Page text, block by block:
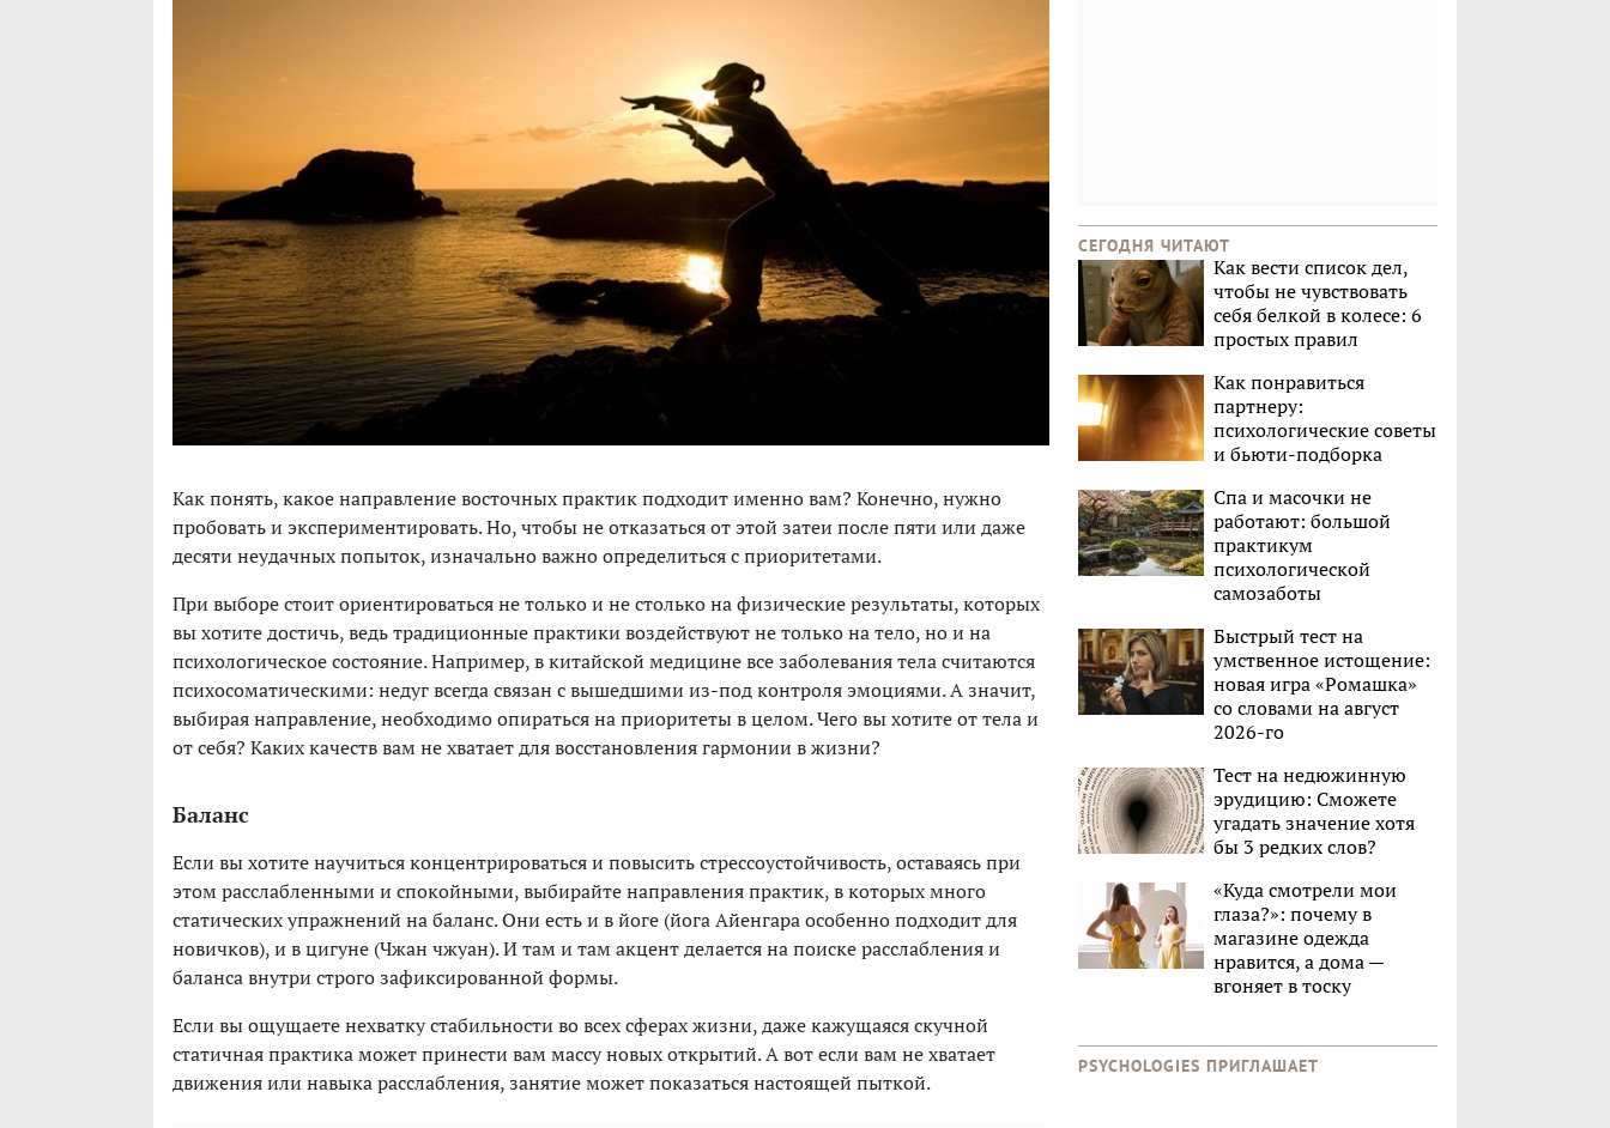
Как понять, какое направление восточных практик подходит именно вам? Конечно, нужно
пробовать и экспериментировать. Но, чтобы не отказаться от этой затеи после пяти или даже
десяти неудачных попыток, изначально важно определиться с приоритетами.
При выборе стоит ориентироваться не только и не столько на физические результаты, которых
вы хотите достичь, ведь традиционные практики воздействуют не только на тело, но и на
психологическое состояние. Например, в китайской медицине все заболевания тела считаются
психосоматическими: недуг всегда связан с вышедшими из-под контроля эмоциями. А значит,
выбирая направление, необходимо опираться на приоритеты в целом. Чего вы хотите от тела и
от себя? Каких качеств вам не хватает для восстановления гармонии в жизни?
Баланс
Если вы хотите научиться концентрироваться и повысить стрессоустойчивость, оставаясь при
этом расслабленными и спокойными, выбирайте направления практик, в которых много
статических упражнений на баланс. Они есть и в йоге (йога Айенгара особенно подходит для
новичков), и в цигуне (Чжан чжуан). И там и там акцент делается на поиске расслабления и
баланса внутри строго зафиксированной формы.
Если вы ощущаете нехватку стабильности во всех сферах жизни, даже кажущаяся скучной
статичная практика может принести вам массу новых открытий. А вот если вам не хватает
движения или навыка расслабления, занятие может показаться настоящей пыткой.
СЕГОДНЯ ЧИТАЮТ
Как вести список дел,
чтобы не чувствовать
себя белкой в колесе: 6
простых правил
Как понравиться
партнеру:
психологические советы
и бьюти-подборка
Спа и масочки не
работают: большой
практикум
психологической
самозаботы
Быстрый тест на
умственное истощение:
новая игра «Ромашка»
со словами на август
2026-го
Тест на недюжинную
эрудицию: Сможете
угадать значение хотя
бы 3 редких слов?
«Куда смотрели мои
глаза?»: почему в
магазине одежда
нравится, а дома —
вгоняет в тоску
PSYCHOLOGIES ПРИГЛАШАЕТ